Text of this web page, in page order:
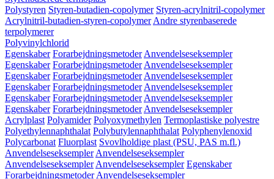
Polystyren Styren-butadien-copolymer Styren-acrylnitril-copolymer
Acrylnitril-butadien-styren-copolymer Andre styrenbaserede
terpolymerer
Polyvinylchlorid
Egenskaber Forarbejdningsmetoder Anvendelseseksempler
Egenskaber Forarbejdningsmetoder Anvendelseseksempler
Egenskaber Forarbejdningsmetoder Anvendelseseksempler
Egenskaber Forarbejdningsmetoder Anvendelseseksempler
Egenskaber Forarbejdningsmetoder Anvendelseseksempler
Egenskaber Forarbejdningsmetoder Anvendelseseksempler
Acrylplast Polyamider Polyoxymethylen Termoplastiske polyestre
Polyethylennaphthalat Polybutylennaphthalat Polyphenylenoxid
Polycarbonat Fluorplast Svovlholdige plast (PSU, PAS m.fl.)
Anvendelseseksempler Anvendelseseksempler
Anvendelseseksempler Anvendelseseksempler Egenskaber
Forarbejdningsmetoder Anvendelseseksempler